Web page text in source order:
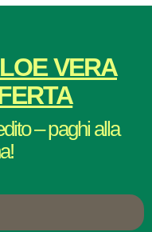
VERA
– paghi alla